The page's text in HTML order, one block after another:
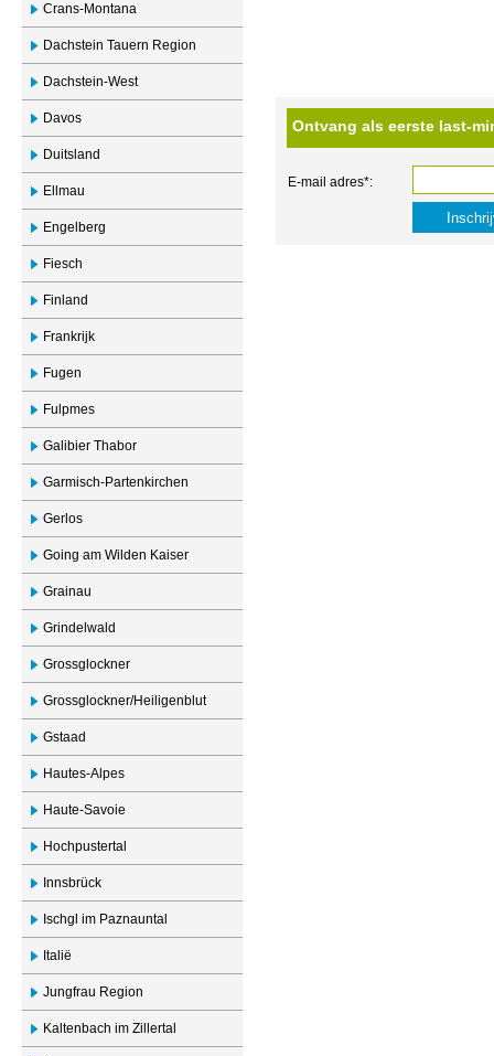
Crans-Montana
Dachstein Tauern Region
Dachstein-West
Davos
Duitsland
Ellmau
Engelberg
Fiesch
Finland
Frankrijk
Fugen
Fulpmes
Galibier Thabor
Garmisch-Partenkirchen
Gerlos
Going am Wilden Kaiser
Grainau
Grindelwald
Grossglockner
Grossglockner/Heiligenblut
Gstaad
Hautes-Alpes
Haute-Savoie
Hochpustertal
Innsbrück
Ischgl im Paznauntal
Italië
Jungfrau Region
Kaltenbach im Zillertal
Ontvang als eerste last-
E-mail adres*: